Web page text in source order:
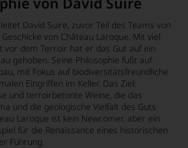
David Suire, zuvor Teil des Teams von
von Château Laroque. Mit viel
vor dem Terroir hat er das Gut auf ein
gehoben. Seine Philosophie fußt auf
mit Fokus auf biodiversitätsfreundliche
Eingriffen im Keller. Das Ziel:
und terroirbetonte Weine, die das
und die geologische Vielfalt des Guts
Laroque ist kein Newcomer, aber ein
für die Renaissance eines historischen
Führung.